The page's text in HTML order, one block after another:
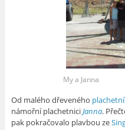
My a Janna
Od malého dřeveného
námořní plachetniciJanna.
pak pokračovalo plavbou ze